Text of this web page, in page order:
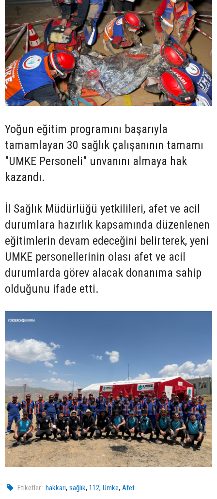
Yoğun eğitim programını başarıyla
tamamlayan 30 sağlık çalışanının tamamı
"UMKE Personeli" unvanını almaya hak
kazandı.
İl Sağlık Müdürlüğü yetkilileri, afet ve acil
durumlara hazırlık kapsamında düzenlenen
eğitimlerin devam edeceğini belirterek, yeni
UMKE personellerinin olası afet ve acil
durumlarda görev alacak donanıma sahip
olduğunu ifade etti.
Etiketler : hakkari,sağlık,112,Umke,Afet